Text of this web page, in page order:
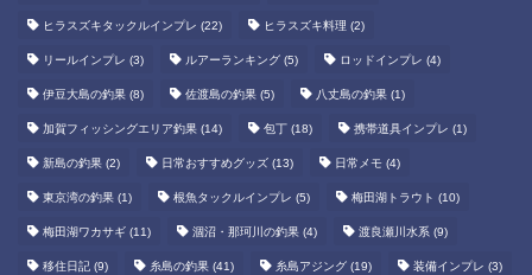
ヒラスズキタックルインプレ (22) ヒラスズキ料理 (2)
リールインプレ (3) ルアーランキング (5) ロッドインプレ (4)
伊豆大島の釣果 (8) 佐渡島の釣果 (5) 八丈島の釣果 (1)
加賀フィッシングエリア釣果 (14) 包丁 (18) 携帯道具インプレ (1)
新島の釣果 (2) 日常おすすめグッズ (13) 日常メモ (4)
東京湾の釣果 (1) 根魚タックルインプレ (5) 梅田湖トラウト (10)
梅田湖ワカサギ (11) 涸沼・那珂川の釣果 (4) 渡良瀬川水系 (9)
移住日記 (9) 糸島の釣果 (41) 糸島アジング (19) 装備インプレ (3)